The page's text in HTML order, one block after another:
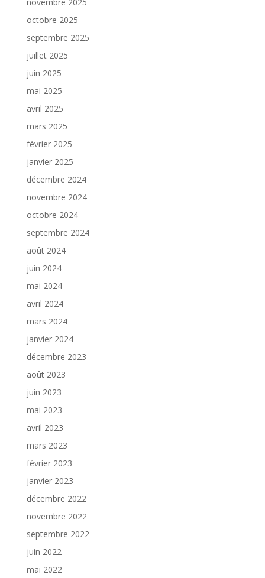
novembre 2025
octobre 2025
septembre 2025
juillet 2025
juin 2025
mai 2025
avril 2025
mars 2025
février 2025
janvier 2025
décembre 2024
novembre 2024
octobre 2024
septembre 2024
août 2024
juin 2024
mai 2024
avril 2024
mars 2024
janvier 2024
décembre 2023
août 2023
juin 2023
mai 2023
avril 2023
mars 2023
février 2023
janvier 2023
décembre 2022
novembre 2022
septembre 2022
juin 2022
mai 2022